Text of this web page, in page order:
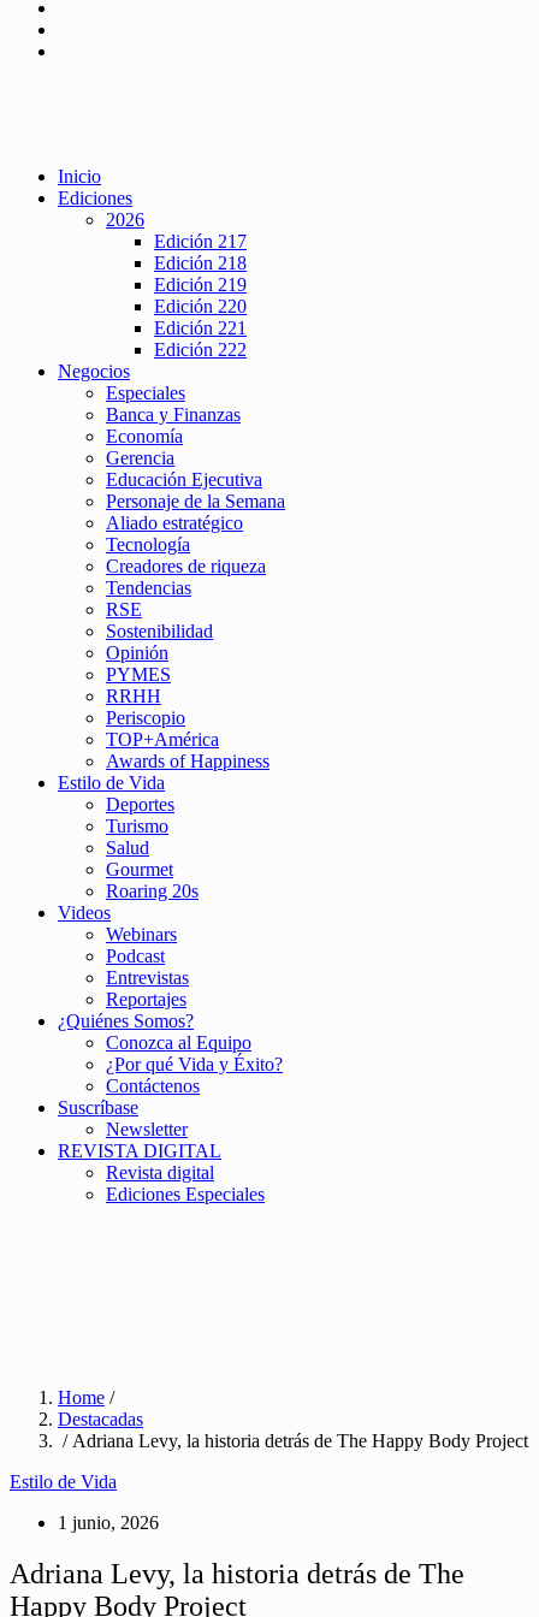
Inicio
Ediciones
2026
Edición 217
Edición 218
Edición 219
Edición 220
Edición 221
Edición 222
Negocios
Especiales
Banca y Finanzas
Economía
Gerencia
Educación Ejecutiva
Personaje de la Semana
Aliado estratégico
Tecnología
Creadores de riqueza
Tendencias
RSE
Sostenibilidad
Opinión
PYMES
RRHH
Periscopio
TOP+América
Awards of Happiness
Estilo de Vida
Deportes
Turismo
Salud
Gourmet
Roaring 20s
Videos
Webinars
Podcast
Entrevistas
Reportajes
¿Quiénes Somos?
Conozca al Equipo
¿Por qué Vida y Éxito?
Contáctenos
Suscríbase
Newsletter
REVISTA DIGITAL
Revista digital
Ediciones Especiales
Home /
Destacadas
/ Adriana Levy, la historia detrás de The Happy Body Project
Estilo de Vida
1 junio, 2026
Adriana Levy, la historia detrás de The
Happy Body Project